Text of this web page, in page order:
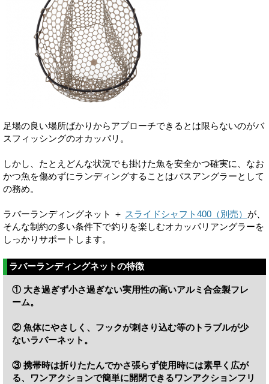
足場の良い場所ばかりからアプローチできるとは限らないのがバ
スフィッシングのオカッパリ。
しかし、たとえどんな状況でも掛けた魚を安全かつ確実に、なお
かつ魚を傷めずにランディングすることはバスアングラーとして
の務め。
ラバーランディングネット ＋ スライドシャフト400（別売） が、
そんな制約の多い条件下で釣りを楽しむオカッパリアングラーを
しっかりサポートします。
ラバーランディングネットの特徴
① 大き過ぎず小さ過ぎない実用性の高いアルミ合金製フレ
ーム。
② 魚体にやさしく、フックが刺さり込む等のトラブルが少
ないラバーネット。
③ 携帯時は折りたたんでかさ張らず使用時には素早く広が
る、ワンアクションで簡単に開閉できるワンアクションフリ